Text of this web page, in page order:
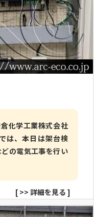
化学工業株式会社
は、本日は架台検
の電気工事を行い
[ >> 詳細を見る ]